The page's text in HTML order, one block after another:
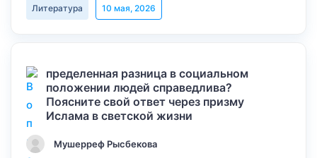
Литература 10 мая, 2026
пределенная разница в социальном
положении людей справедлива?
Поясните свой ответ через призму
Ислама в светской жизни
Мушерреф Рысбекова